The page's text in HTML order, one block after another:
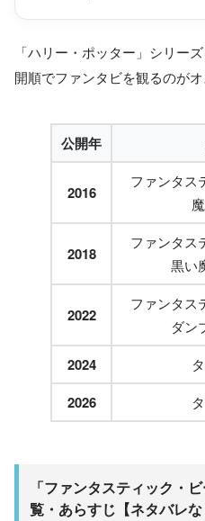
「ハリー・ポッター」シリー
開順でファンタビを観るのがオ
公開年
2016
ファンタス
2018
ファンタス
黒い
2022
ファンタス
ダン
2024
2026
「ファンタスティック・
覧・あらすじ【ネタバレな